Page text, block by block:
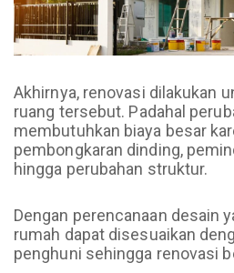
Akhirnya, renovasi dilakukan
ruang tersebut. Padahal
membutuhkan biaya besar
pembongkaran dinding,
hingga perubahan struktur.
Dengan perencanaan desain
rumah dapat disesuaikan
penghuni sehingga renovasi